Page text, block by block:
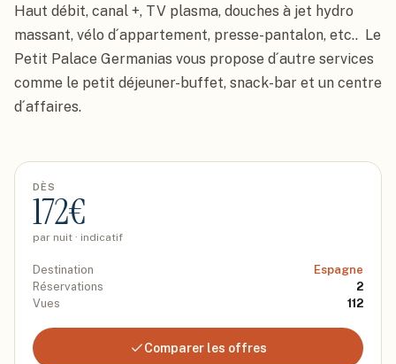
Haut débit, canal +, TV plasma, douches à jet hydro
massant, vélo d´appartement, presse-pantalon, etc..  Le
Petit Palace Germanias vous propose d´autre services
comme le petit déjeuner-buffet, snack-bar et un centre
d´affaires.
DÈS
172€
par nuit · indicatif
Destination
Espagne
Réservations
2
Vues
112
Comparer les offres